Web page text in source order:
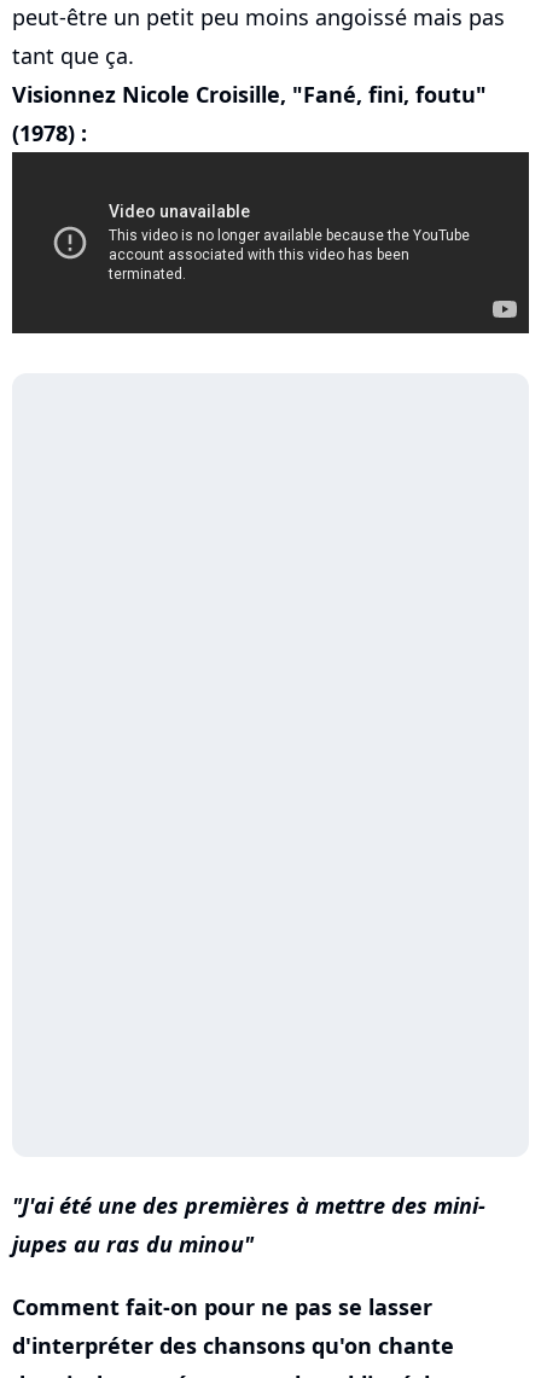
peut-être un petit peu moins angoissé mais pas
tant que ça.
Visionnez Nicole Croisille, "Fané, fini, foutu"
(1978) :
J'ai été une des premières à mettre des mini-
jupes au ras du minou
Comment fait-on pour ne pas se lasser
d'interpréter des chansons qu'on chante